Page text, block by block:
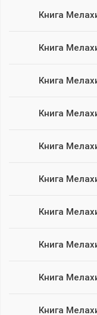
Книга
Книга
Книга
Книга
Книга
Книга
Книга
Книга
Книга
Книга